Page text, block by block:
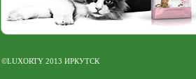
©LUXORTY 2013 ИРКУТСК